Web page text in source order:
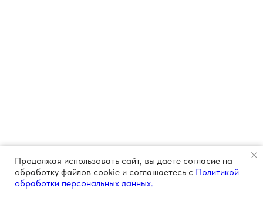
Продолжая использовать сайт, вы даете согласие на
обработку файлов cookie и соглашаетесь с Политикой
обработки персональных данных.